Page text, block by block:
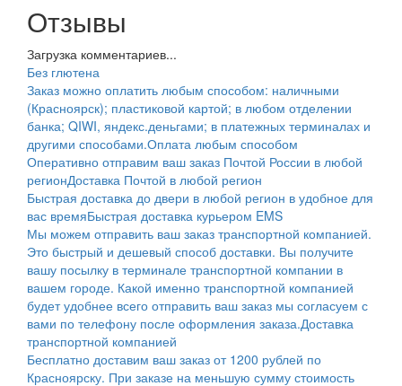
Отзывы
Загрузка комментариев...
Без глютена
Заказ можно оплатить любым способом: наличными
(Красноярск); пластиковой картой; в любом отделении
банка; QIWI, яндекс.деньгами; в платежных терминалах и
другими способами.Оплата любым способом
Оперативно отправим ваш заказ Почтой России в любой
регионДоставка Почтой в любой регион
Быстрая доставка до двери в любой регион в удобное для
вас времяБыстрая доставка курьером EMS
Мы можем отправить ваш заказ транспортной компанией.
Это быстрый и дешевый способ доставки. Вы получите
вашу посылку в терминале транспортной компании в
вашем городе. Какой именно транспортной компанией
будет удобнее всего отправить ваш заказ мы согласуем с
вами по телефону после оформления заказа.Доставка
транспортной компанией
Бесплатно доставим ваш заказ от 1200 рублей по
Красноярску. При заказе на меньшую сумму стоимость